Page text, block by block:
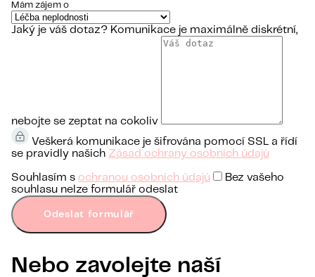
Mám zájem o
Jaký je váš dotaz? Komunikace je maximálně diskrétní,
nebojte se zeptat na cokoliv
Veškerá komunikace je šifrována pomocí SSL a řídí
se pravidly našich Zásad ochrany osobních údajů
Souhlasím s ochranou osobních údajů
Bez vašeho
souhlasu nelze formulář odeslat
Odeslat formulář
Nebo zavolejte naší